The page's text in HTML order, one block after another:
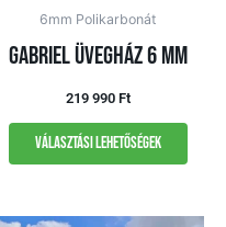
6mm Polikarbonát
Gabriel üvegház 6 mm
219 990 Ft
Választási lehetőségek